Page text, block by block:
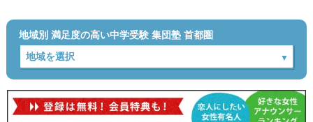
地域別 満足度の高い中学受験 集団塾 首都圏